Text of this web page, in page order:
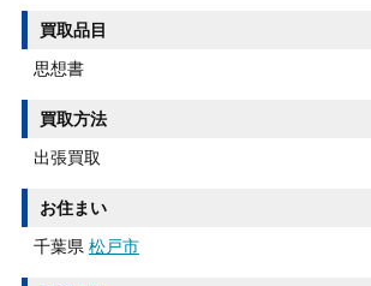
買取品目
思想書
買取方法
出張買取
お住まい
千葉県 松戸市